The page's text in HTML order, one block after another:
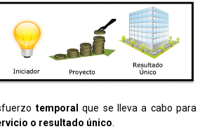
temporal
que se lleva a cabo para
o resultado único